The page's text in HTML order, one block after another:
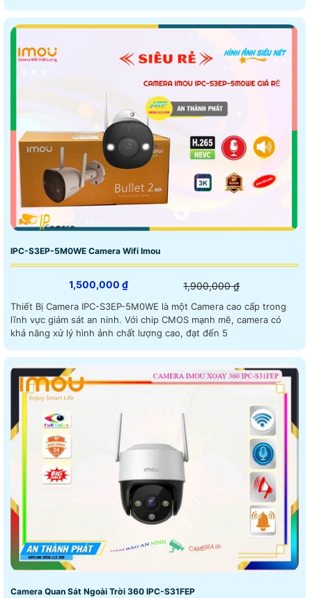
IPC-S3EP-5M0WE Camera Wifi Imou
1,500,000 ₫ 1,900,000 ₫
Thiết Bị Camera IPC-S3EP-5M0WE là một Camera cao cấp trong
lĩnh vực giám sát an ninh. Với chip CMOS mạnh mẽ, camera có
khả năng xử lý hình ảnh chất lượng cao, đạt đến 5
Camera Quan Sát Ngoài Trời 360 IPC-S31FEP